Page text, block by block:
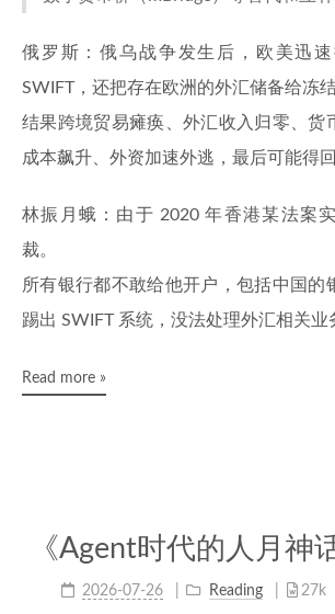
俄罗斯：俄乌战争发生后，欧美迅
SWIFT，还把存在欧洲的外汇储备给冻结
结果跨境贸易瘫痪、外汇收入归零、货
成本飙升、外资加速外逃，最后可能得
林振月蛾：由于 2020 年香港某法案
裁。
所有银行都不敢给他开户，包括中国的
踢出 SWIFT 系统，没法处理外汇相关业
Read more »
《Agent时代的人月神
2026-07-26 Reading 27k